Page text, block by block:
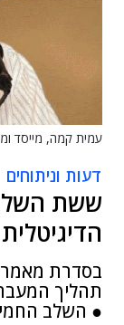
עמית קמה, מייסד
דעות וניתוחים
ששת
בסדרת
תהליך המעבר
● השלב